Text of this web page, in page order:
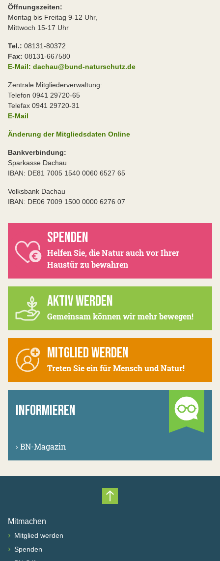
Öffnungszeiten:
Montag bis Freitag 9-12 Uhr,
Mittwoch 15-17 Uhr
Tel.: 08131-80372
Fax: 08131-667580
E-Mail: dachau@bund-naturschutz.de
Zentrale Mitgliederverwaltung:
Telefon 0941 29720-65
Telefax 0941 29720-31
E-Mail
Änderung der Mitgliedsdaten Online
Bankverbindung:
Sparkasse Dachau
IBAN: DE81 7005 1540 0060 6527 65
Volksbank Dachau
IBAN: DE06 7009 1500 0000 6276 07
SPENDEN
Helfen Sie, die Natur auch vor Ihrer
Haustür zu bewahren
AKTIV WERDEN
Gemeinsam können wir mehr bewegen!
MITGLIED WERDEN
Treten Sie ein für Mensch und Natur!
INFORMIEREN
› BN-Magazin
Nach oben scrollen
Mitmachen
› Mitglied werden
› Spenden